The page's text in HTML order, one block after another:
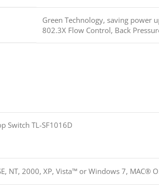
Green Technology, saving power
802.3X Flow Control, Back
Switch TL-SF1016D
NT, 2000, XP, Vista™ or Windows 7, MAC®